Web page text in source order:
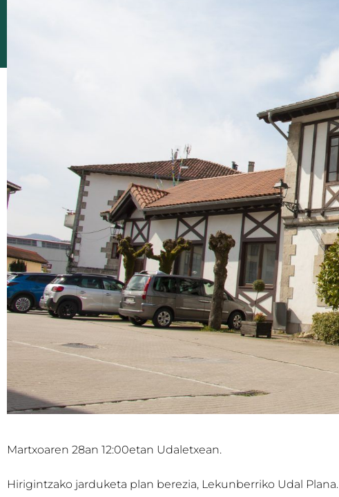
Martxoaren 28an 12:00etan Udaletxean.
Hirigintzako jarduketa plan berezia, Lekunberriko Udal